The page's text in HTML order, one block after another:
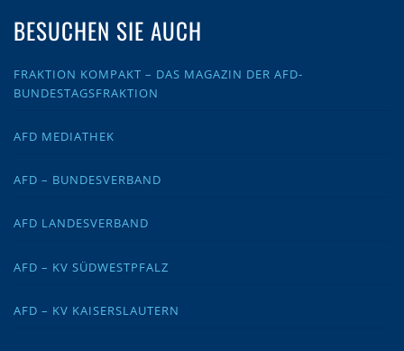
BESUCHEN SIE AUCH
FRAKTION KOMPAKT – DAS MAGAZIN DER AFD-
BUNDESTAGSFRAKTION
AFD MEDIATHEK
AFD – BUNDESVERBAND
AFD LANDESVERBAND
AFD – KV SÜDWESTPFALZ
AFD – KV KAISERSLAUTERN